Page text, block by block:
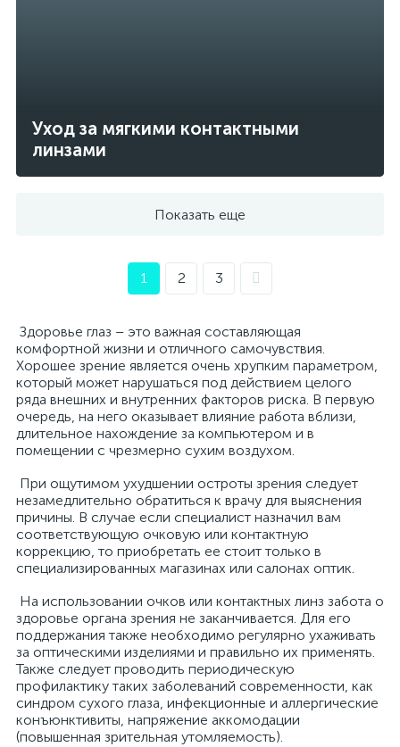
Уход за мягкими контактными
линзами
Показать еще
1 2 3
Здоровье глаз – это важная составляющая
комфортной жизни и отличного самочувствия.
Хорошее зрение является очень хрупким параметром,
который может нарушаться под действием целого
ряда внешних и внутренних факторов риска. В первую
очередь, на него оказывает влияние работа вблизи,
длительное нахождение за компьютером и в
помещении с чрезмерно сухим воздухом.
При ощутимом ухудшении остроты зрения следует
незамедлительно обратиться к врачу для выяснения
причины. В случае если специалист назначил вам
соответствующую очковую или контактную
коррекцию, то приобретать ее стоит только в
специализированных магазинах или салонах оптик.
На использовании очков или контактных линз забота о
здоровье органа зрения не заканчивается. Для его
поддержания также необходимо регулярно ухаживать
за оптическими изделиями и правильно их применять.
Также следует проводить периодическую
профилактику таких заболеваний современности, как
синдром сухого глаза, инфекционные и аллергические
конъюнктивиты, напряжение аккомодации
(повышенная зрительная утомляемость).